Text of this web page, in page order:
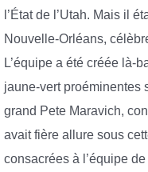
l’État de l’Utah. Mais il
Nouvelle-Orléans,
L’équipe a été créée là-
jaune-vert proéminentes
grand Pete Maravich,
avait fière allure sous
consacrées à l’équipe